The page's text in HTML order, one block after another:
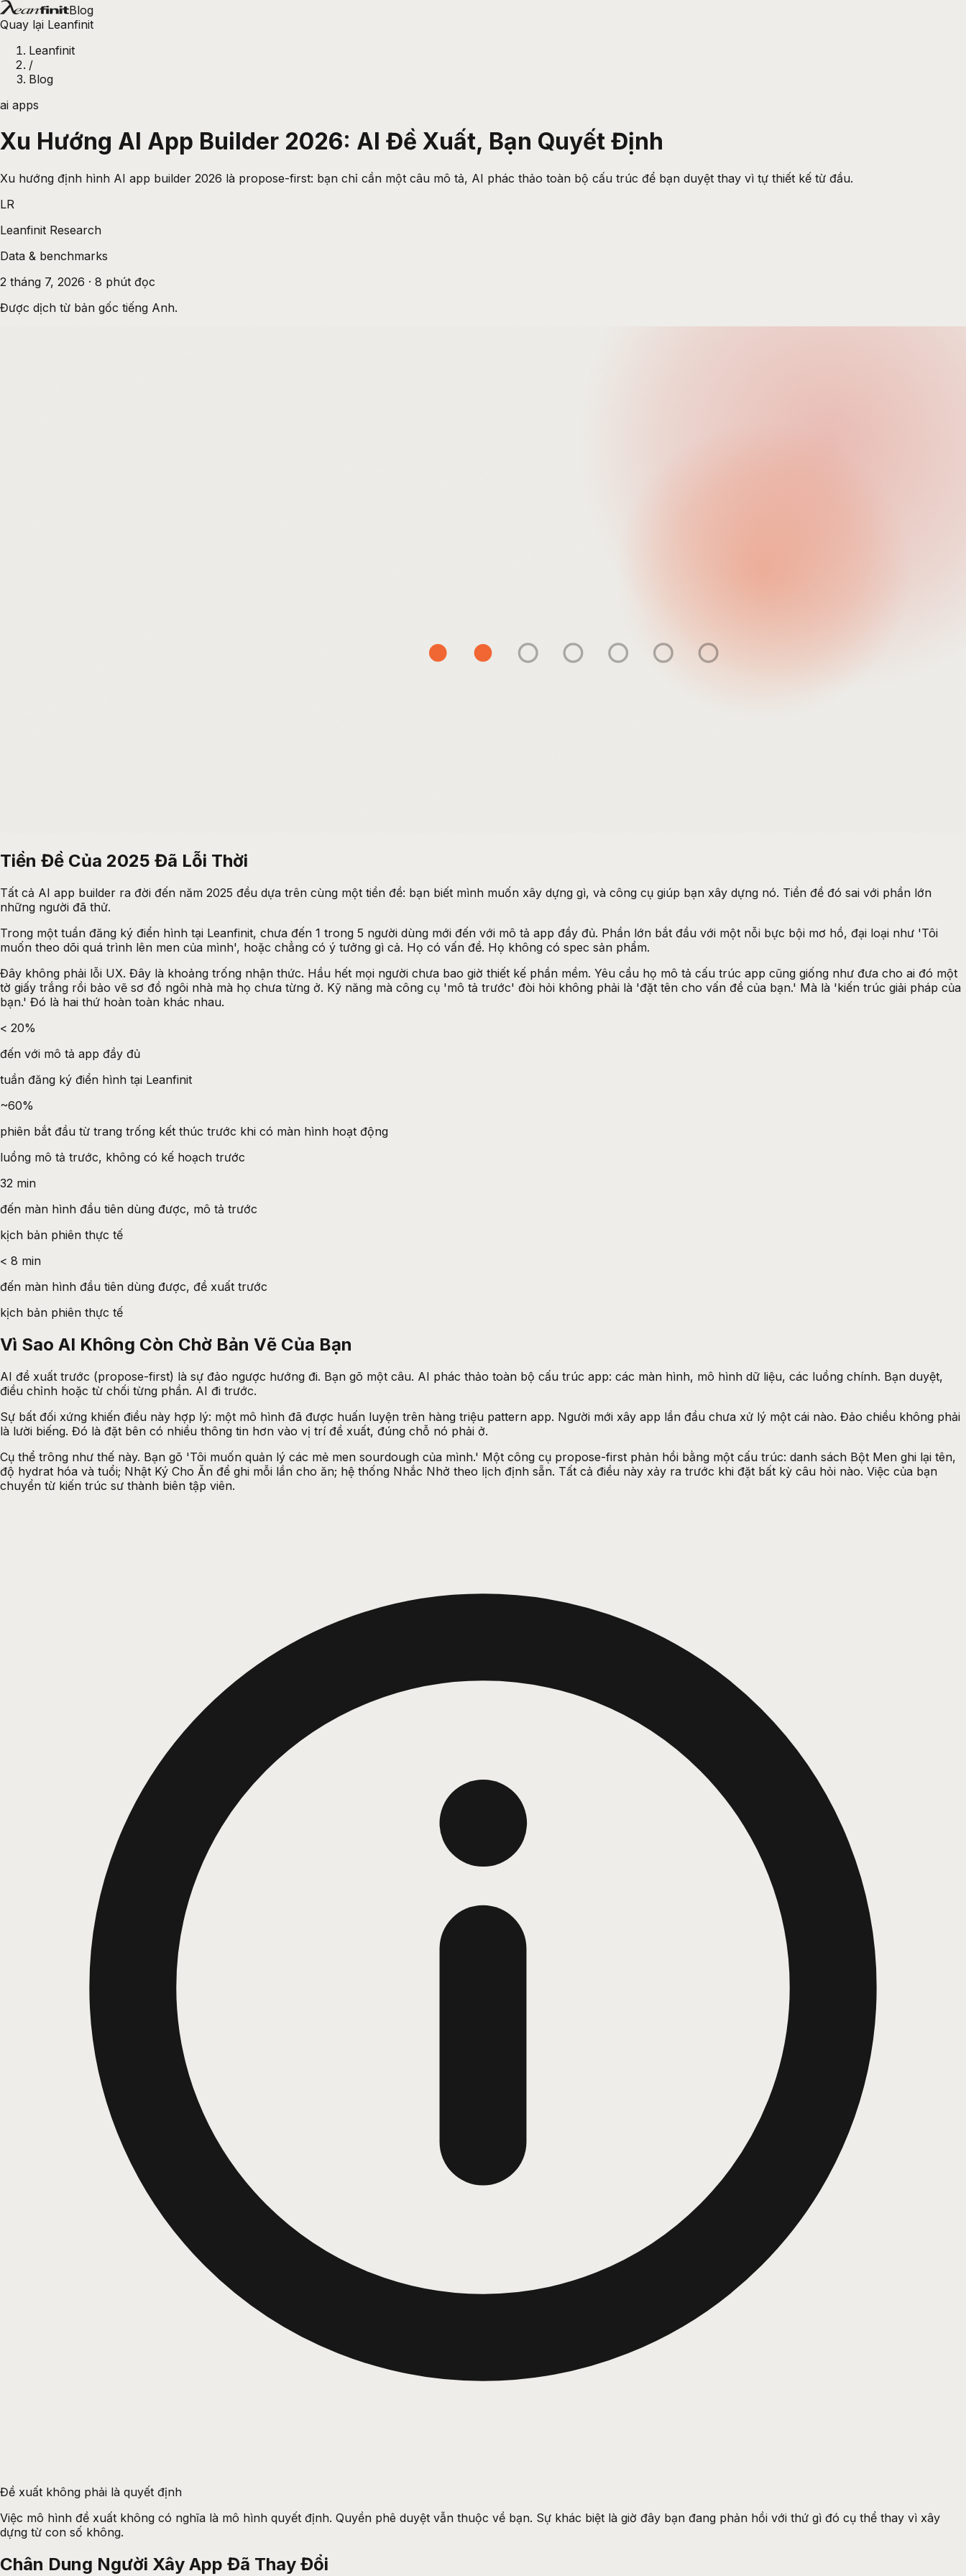
Blog
Quay lại Leanfinit
Leanfinit
/
Blog
ai apps
Xu Hướng AI App Builder 2026: AI Đề Xuất, Bạn Quyết Định
Xu hướng định hình AI app builder 2026 là propose-first: bạn chỉ cần một câu mô tả, AI phác thảo toàn bộ cấu trúc để bạn duyệt thay vì tự thiết kế từ đầu.
LR
Leanfinit Research
Data & benchmarks
2 tháng 7, 2026 · 8 phút đọc
Được dịch từ bản gốc tiếng Anh.
Tiền Đề Của 2025 Đã Lỗi Thời
Tất cả AI app builder ra đời đến năm 2025 đều dựa trên cùng một tiền đề: bạn biết mình muốn xây dựng gì, và công cụ giúp bạn xây dựng nó. Tiền đề đó sai với phần lớn
những người đã thử.
Trong một tuần đăng ký điển hình tại Leanfinit, chưa đến 1 trong 5 người dùng mới đến với mô tả app đầy đủ. Phần lớn bắt đầu với một nỗi bực bội mơ hồ, đại loại như 'Tôi
muốn theo dõi quá trình lên men của mình', hoặc chẳng có ý tưởng gì cả. Họ có vấn đề. Họ không có spec sản phẩm.
Đây không phải lỗi UX. Đây là khoảng trống nhận thức. Hầu hết mọi người chưa bao giờ thiết kế phần mềm. Yêu cầu họ mô tả cấu trúc app cũng giống như đưa cho ai đó một
tờ giấy trắng rồi bảo vẽ sơ đồ ngôi nhà mà họ chưa từng ở. Kỹ năng mà công cụ 'mô tả trước' đòi hỏi không phải là 'đặt tên cho vấn đề của bạn.' Mà là 'kiến trúc giải pháp của
bạn.' Đó là hai thứ hoàn toàn khác nhau.
< 20%
đến với mô tả app đầy đủ
tuần đăng ký điển hình tại Leanfinit
~60%
phiên bắt đầu từ trang trống kết thúc trước khi có màn hình hoạt động
luồng mô tả trước, không có kế hoạch trước
32 min
đến màn hình đầu tiên dùng được, mô tả trước
kịch bản phiên thực tế
< 8 min
đến màn hình đầu tiên dùng được, đề xuất trước
kịch bản phiên thực tế
Vì Sao AI Không Còn Chờ Bản Vẽ Của Bạn
AI đề xuất trước (propose-first) là sự đảo ngược hướng đi. Bạn gõ một câu. AI phác thảo toàn bộ cấu trúc app: các màn hình, mô hình dữ liệu, các luồng chính. Bạn duyệt,
điều chỉnh hoặc từ chối từng phần. AI đi trước.
Sự bất đối xứng khiến điều này hợp lý: một mô hình đã được huấn luyện trên hàng triệu pattern app. Người mới xây app lần đầu chưa xử lý một cái nào. Đảo chiều không phải
là lười biếng. Đó là đặt bên có nhiều thông tin hơn vào vị trí đề xuất, đúng chỗ nó phải ở.
Cụ thể trông như thế này. Bạn gõ 'Tôi muốn quản lý các mẻ men sourdough của mình.' Một công cụ propose-first phản hồi bằng một cấu trúc: danh sách Bột Men ghi lại tên,
độ hydrat hóa và tuổi; Nhật Ký Cho Ăn để ghi mỗi lần cho ăn; hệ thống Nhắc Nhở theo lịch định sẵn. Tất cả điều này xảy ra trước khi đặt bất kỳ câu hỏi nào. Việc của bạn
chuyển từ kiến trúc sư thành biên tập viên.
Đề xuất không phải là quyết định
Việc mô hình đề xuất không có nghĩa là mô hình quyết định. Quyền phê duyệt vẫn thuộc về bạn. Sự khác biệt là giờ đây bạn đang phản hồi với thứ gì đó cụ thể thay vì xây
dựng từ con số không.
Chân Dung Người Xây App Đã Thay Đổi